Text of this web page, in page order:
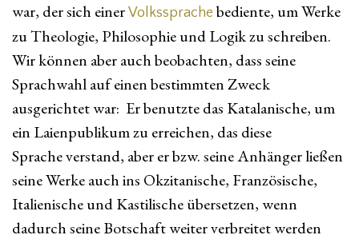
war, der sich einer Volkssprache bediente, um Werke
zu Theologie, Philosophie und Logik zu schreiben.
Wir können aber auch beobachten, dass seine
Sprachwahl auf einen bestimmten Zweck
ausgerichtet war: Er benutzte das Katalanische, um
ein Laienpublikum zu erreichen, das diese
Sprache verstand, aber er bzw. seine Anhänger ließen
seine Werke auch ins Okzitanische, Französische,
Italienische und Kastilische übersetzen, wenn
dadurch seine Botschaft weiter verbreitet werden